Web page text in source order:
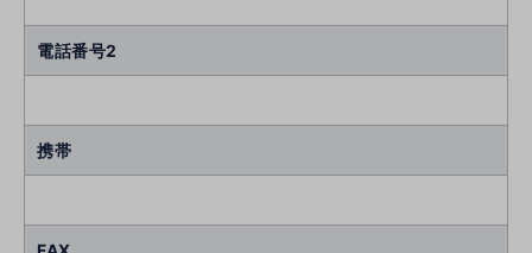
電話番号2
携帯